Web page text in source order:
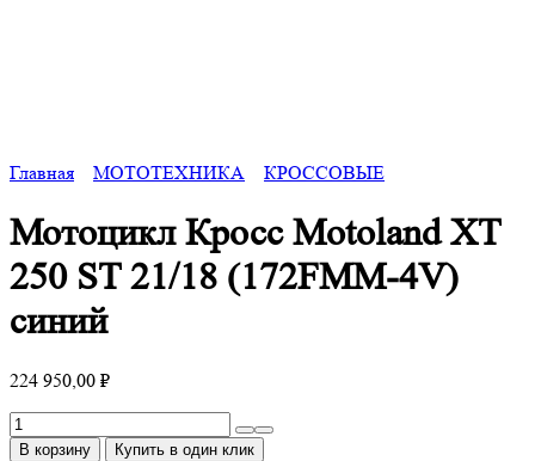
Главная МОТОТЕХНИКА КРОССОВЫЕ
Мотоцикл Кросс Motoland XT
250 ST 21/18 (172FMM-4V)
синий
224 950,00 ₽
Количество
товара
В корзину Купить в один клик